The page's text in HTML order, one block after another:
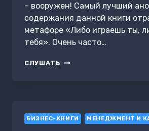
– вооружен! Самый лучший
содержания данной книги
метафоре «Либо играешь ты,
тебя». Очень часто…
СЛУШАТЬ ПСИХОТЕХНИКИ
БИЗНЕС-КНИГИ МЕНЕДЖМЕНТ И